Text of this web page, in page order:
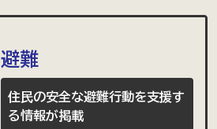
避難
住民の安全な避難行動を支援す
る情報が掲載